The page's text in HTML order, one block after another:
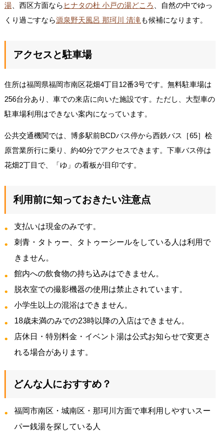
湯、西区方面なら ヒナタの杜 小戸の湯どころ
、自然の中でゆっ
くり過ごすなら源泉野天風呂 那珂川 清滝も候補になります。
アクセスと駐車場
住所は福岡県福岡市南区花畑4丁目12番3号です。無料駐車場は
256台分あり、車での来店に向いた施設です。ただし、大型車の
駐車場利用はできない案内になっています。
公共交通機関では、博多駅前BCDバス停から西鉄バス［65］桧
原営業所行に乗り、約40分でアクセスできます。下車バス停は
花畑2丁目で、「ゆ」の看板が目印です。
利用前に知っておきたい注意点
支払いは現金のみです。
刺青・タトゥー、タトゥーシールをしている人は利用で
きません。
館内への飲食物の持ち込みはできません。
脱衣室での撮影機器の使用は禁止されています。
小学生以上の混浴はできません。
18歳未満のみでの23時以降の入店はできません。
店休日・特別料金・イベント湯は公式お知らせで変更さ
れる場合があります。
どんな人におすすめ？
福岡市南区・城南区・那珂川方面で車利用しやすいスー
パー銭湯を探している人